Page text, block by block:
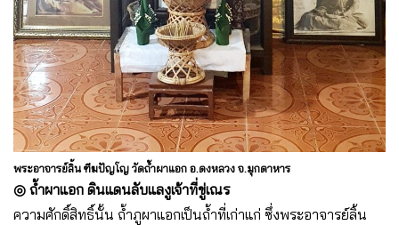
พระอาจารย์ลิ้น ฑีฆปัญโญ วัดถ้ำผาแอก อ.ดงหลวง จ.มุกดาหาร
◎ ถ้ำผาแอก ดินแดนลับแลงูเจ้าที่ขู่เณร
ความศักดิ์สิทธิ์นั้น ถ้ำภูผาแอกเป็นถ้ำที่เก่าแก่ ซึ่งพระอาจารย์ลิ้น